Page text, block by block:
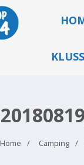
Home Camping